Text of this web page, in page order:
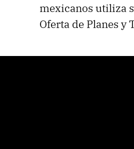
mexicanos utiliza
Oferta de Planes y